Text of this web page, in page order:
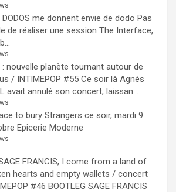
DODOS me donnent envie de dodo Pas
de réaliser une session The Interface,
: nouvelle planète tournant autour de
/ INTIMEPOP #55 Ce soir là Agnès
avait annulé son concert, laissan...
to bury Strangers ce soir, mardi 9
Epicerie Moderne
FRANCIS, I come from a land of
hearts and empty wallets / concert
#46 BOOTLEG SAGE FRANCIS